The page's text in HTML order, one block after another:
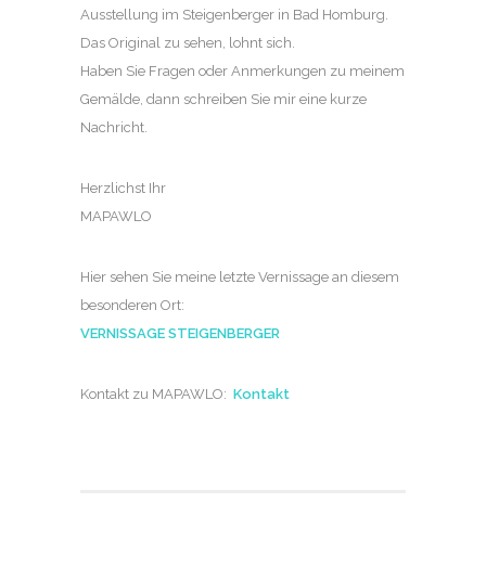
Ausstellung im Steigenberger in Bad Homburg.
Das Original zu sehen, lohnt sich.
Haben Sie Fragen oder Anmerkungen zu meinem
Gemälde, dann schreiben Sie mir eine kurze
Nachricht.
Herzlichst Ihr
MAPAWLO
Hier sehen Sie meine letzte Vernissage an diesem
besonderen Ort:
VERNISSAGE STEIGENBERGER
Kontakt zu MAPAWLO: Kontakt